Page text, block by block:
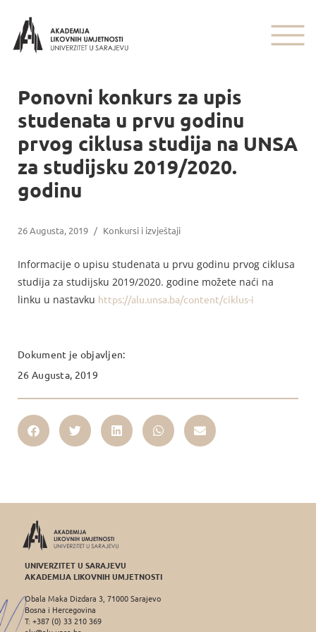
Ponovni konkurs za upis
studenata u prvu godinu
prvog ciklusa studija na UNSA
za studijsku 2019/2020.
godinu
26 Augusta, 2019 / Konkursi i izvještaji
Informacije o upisu studenata u prvu godinu prvog ciklusa
studija za studijsku 2019/2020. godine možete naći na
linku u nastavku https://alu.unsa.ba/content/ciklus-i
Dokument je objavljen:
26 Augusta, 2019
UNIVERZITET U SARAJEVU
AKADEMIJA LIKOVNIH UMJETNOSTI
Obala Maka Dizdara 3, 71000 Sarajevo
Bosna i Hercegovina
T: +387 (0) 33 210 369